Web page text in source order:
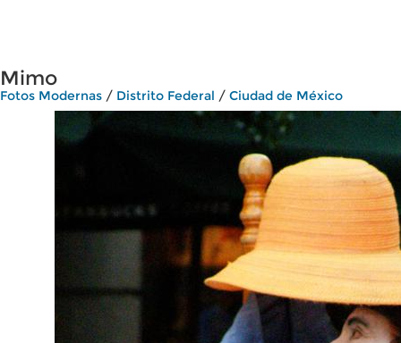
Mimo
Fotos Modernas / Distrito Federal / Ciudad de México